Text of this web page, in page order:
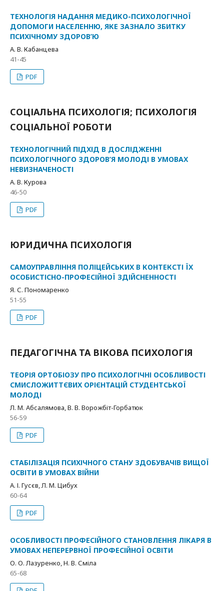
ТЕХНОЛОГІЯ НАДАННЯ МЕДИКО-ПСИХОЛОГІЧНОЇ
ДОПОМОГИ НАСЕЛЕННЮ, ЯКЕ ЗАЗНАЛО ЗБИТКУ
ПСИХІЧНОМУ ЗДОРОВ’Ю
А. В. Кабанцева
41-45
PDF
СОЦІАЛЬНА ПСИХОЛОГІЯ; ПСИХОЛОГІЯ
СОЦІАЛЬНОЇ РОБОТИ
ТЕХНОЛОГІЧНИЙ ПІДХІД В ДОСЛІДЖЕННІ
ПСИХОЛОГІЧНОГО ЗДОРОВ’Я МОЛОДІ В УМОВАХ
НЕВИЗНАЧЕНОСТІ
А. В. Курова
46-50
PDF
ЮРИДИЧНА ПСИХОЛОГІЯ
САМОУПРАВЛІННЯ ПОЛІЦЕЙСЬКИХ В КОНТЕКСТІ ЇХ
ОСОБИСТІСНО-ПРОФЕСІЙНОЇ ЗДІЙСНЕННОСТІ
Я. С. Пономаренко
51-55
PDF
ПЕДАГОГІЧНА ТА ВІКОВА ПСИХОЛОГІЯ
ТЕОРІЯ ОРТОБІОЗУ ПРО ПСИХОЛОГІЧНІ ОСОБЛИВОСТІ
СМИСЛОЖИТТЄВИХ ОРІЄНТАЦІЙ СТУДЕНТСЬКОЇ
МОЛОДІ
Л. М. Абсалямова, В. В. Ворожбіт-Горбатюк
56-59
PDF
СТАБІЛІЗАЦІЯ ПСИХІЧНОГО СТАНУ ЗДОБУВАЧІВ ВИЩОЇ
ОСВІТИ В УМОВАХ ВІЙНИ
А. І. Гусєв, Л. М. Цибух
60-64
PDF
ОСОБЛИВОСТІ ПРОФЕСІЙНОГО СТАНОВЛЕННЯ ЛІКАРЯ В
УМОВАХ НЕПЕРЕРВНОЇ ПРОФЕСІЙНОЇ ОСВІТИ
О. О. Лазуренко, Н. В. Сміла
65-68